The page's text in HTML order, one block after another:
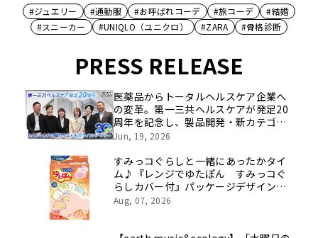
#ジュエリー #通勤服 #お呼ばれコーデ #旅コーデ
#結婚
#スニーカー
#UNIQLO（ユニクロ） #ZARA #骨格診断
PRESS RELEASE
医薬品からトータルヘルスケア企業へ
の変革。第一三共ヘルスケアが発足20
周年を記念し、製品開発・新カテゴリ
挑戦の舞台や旧社統合時のエピソード
像を公開！
Jun, 19, 2026
すみっコぐらしと一緒にあったかタイ
ム♪『レンジでゆたぽん すみっコぐ
らしカバー付』パッケージデザインリ
ニューアル
Aug, 07, 2026